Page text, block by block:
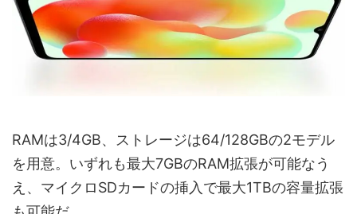
RAMは3/4GB、ストレージは64/128GBの2モデル
を用意。いずれも最大7GBのRAM拡張が可能なう
え、マイクロSDカードの挿入で最大1TBの容量拡張